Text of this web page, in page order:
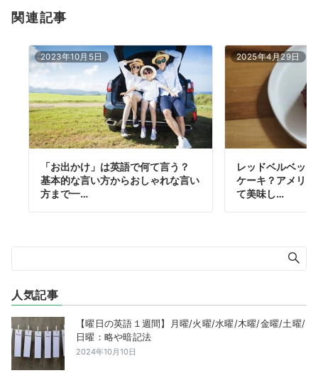
関連記事
2023年10月5日
「お出かけ」は英語で何て言う？
基本的な言い方からおしゃれな言い
方まで一…
2025年4月29日
レッドベルベッ
ケーキ？アメリ
て美味し…
人気記事
【曜日の英語１週間】月曜/火曜/水曜/木曜/金曜/土曜/
日曜：略や暗記法
2024年10月10日